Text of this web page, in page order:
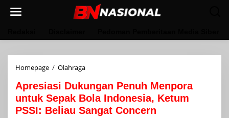
Homepage / OlahragaApresiasi
Penuh
Menpora
untuk
Sepak
Apresiasi Dukungan Penuh Menpora
untuk Sepak Bola Indonesia, Ketum
PSSI: Beliau Sangat Concern